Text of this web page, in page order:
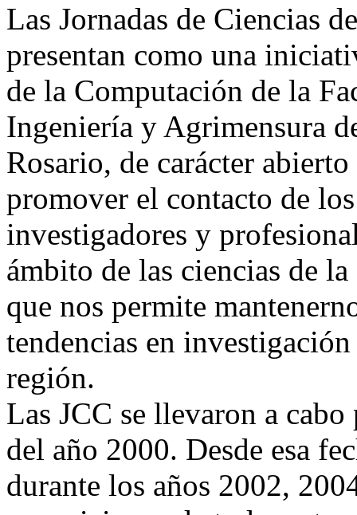
Las Jornadas de Ciencias
presentan como una
de la Computación de la
Ingeniería y Agrimensura
Rosario, de carácter
promover el contacto de
investigadores y
ámbito de las ciencias de
que nos permite
tendencias en
región.
Las JCC se llevaron a
del año 2000. Desde esa
durante los años 2002,